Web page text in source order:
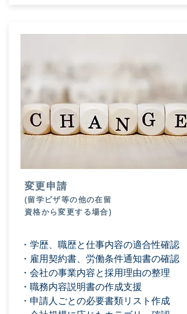
変更申請
(留学ビザ等の他の​在留
資格から変更する場合)
・学歴、職歴と仕事内容の適合性確認
・雇用契約書、労働条件通知書の確認
・会社の事業内容と採用理由の整理
・職務内容説明書の作成支援
・申請人ごとの必要書類リスト作成